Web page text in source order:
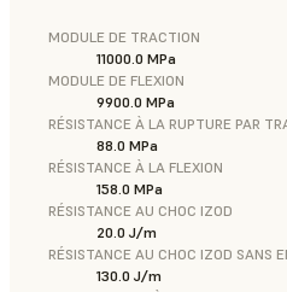
MODULE DE TRACTION
11000.0 MPa
MODULE DE FLEXION
9900.0 MPa
RÉSISTANCE À LA RUPTURE PAR
88.0 MPa
RÉSISTANCE À LA FLEXION
158.0 MPa
RÉSISTANCE AU CHOC IZOD
20.0 J/m
RÉSISTANCE AU CHOC IZOD SANS
130.0 J/m